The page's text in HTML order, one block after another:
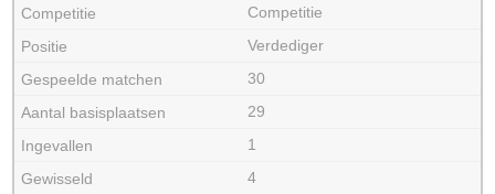
Competitie
Verdediger
30
29
1
4